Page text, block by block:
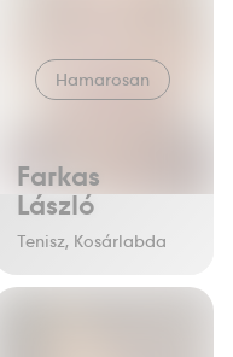
Farkas
László
Tenisz, Kosárlabda
Hamarosan